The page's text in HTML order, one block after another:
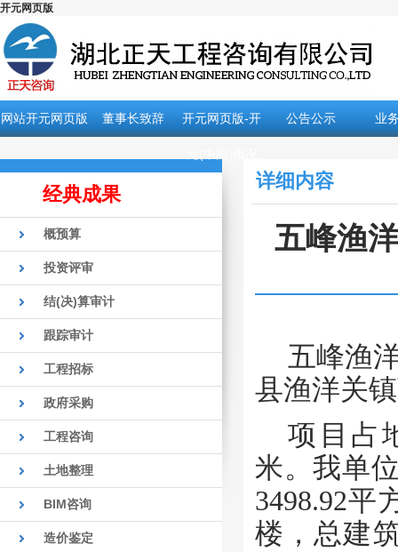
开元网页版
网站开元网页版 董事长致辞 开元网页版-开 公告公示 业
经典成果
概预算
投资评审
结(决)算审计
跟踪审计
工程招标
政府采购
工程咨询
土地整理
BIM咨询
造价鉴定
详细内容
五峰渔
五峰渔
县渔洋关
项目占
米。我单
3498.92平
楼，总建